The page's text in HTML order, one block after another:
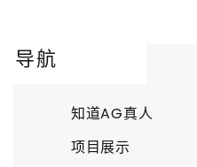
导航
知道AG真人
项目展示